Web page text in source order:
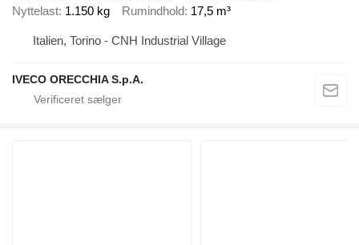
Nyttelast 1.150 kg Rumindhold 17,5 m³
Italien, Torino - CNH Industrial Village
IVECO ORECCHIA S.p.A.